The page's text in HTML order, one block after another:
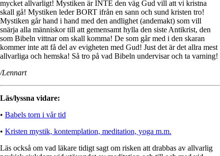
mycket allvarligt! Mystiken är INTE den väg Gud vill att vi kristna
skall gå! Mystiken leder BORT ifrån en sann och sund kristen tro!
Mystiken går hand i hand med den andlighet (andemakt) som vill
snärja alla människor till att gemensamt hylla den siste Antikrist, den
som Bibeln vittnar om skall komma! De som går med i den skaran
kommer inte att få del av evigheten med Gud! Just det är det allra mest
allvarliga och hemska! Så tro på vad Bibeln undervisar och ta varning!
/Lennart
Läs/lyssna vidare:
• Babels torn i vår tid
• Kristen mystik, kontemplation, meditation, yoga m.m.
Läs också om vad läkare tidigt sagt om risken att drabbas av allvarlig